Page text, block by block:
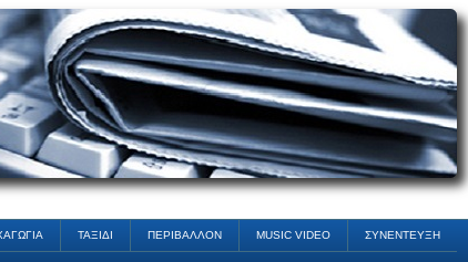
ΤΑΞΙΔΙ ΠΕΡΙΒΑΛΛΟΝ MUSIC VIDEO ΣΥΝΕΝΤΕΥΞΗ